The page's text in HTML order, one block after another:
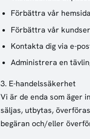
Förbättra vår hemsida
Förbättra vår
Kontakta dig via e-
Administrera en
3. E-handelssäkerhet
Vi är de enda som äger
säljas, utbytas,
begäran och/eller